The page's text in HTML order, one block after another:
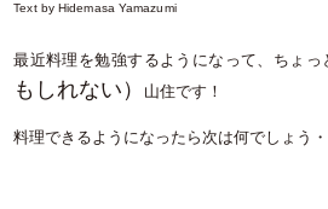
Text byHidemasa Yamazumi
最近料理を勉強するようになって、ちょっ
もしれない）
山住です！
料理できるようになったら次は何でしょう・